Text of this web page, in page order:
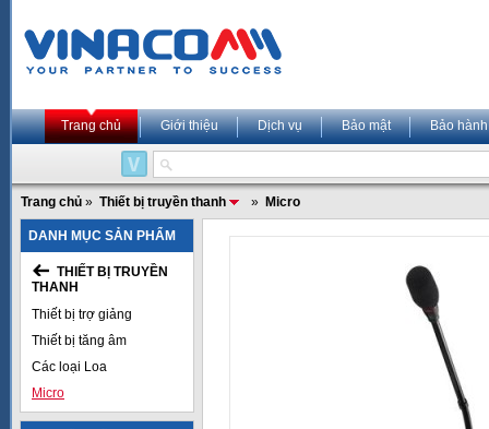
Trang chủ Giới thiệu Dịch vụ Bảo mật Bảo hành
Trang chủ » Thiết bị truyền thanh » Micro
DANH MỤC SẢN PHẨM
THIẾT BỊ TRUYỀN
THANH
Thiết bị trợ giảng
Thiết bị tăng âm
Các loại Loa
Micro